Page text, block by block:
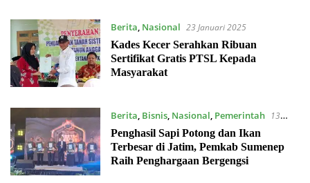
Berita Nasional 23 Januari 2025
Kades Kecer Serahkan Ribuan
Sertifikat Gratis PTSL Kepada
Masyarakat
Berita, Bisnis, Nasional, Pemerintah
13
November 2024
Penghasil Sapi Potong dan Ikan
Terbesar di Jatim, Pemkab Sumenep
Raih Penghargaan Bergengsi